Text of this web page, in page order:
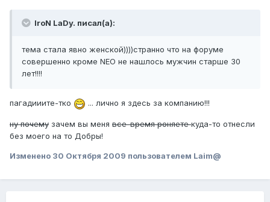
IroN LaDy. писал(а):
тема стала явно женской))))странно что на форуме
совершенно кроме NEO не нашлось мужчин старше 30
лет!!!!
пагадииите-тко ... лично я здесь за компанию!!!
ну почему зачем вы меня все-время роняетекуда-то отнесли
без моего на то Добры!
Изменено 30 Октября 2009 пользователем Laim@